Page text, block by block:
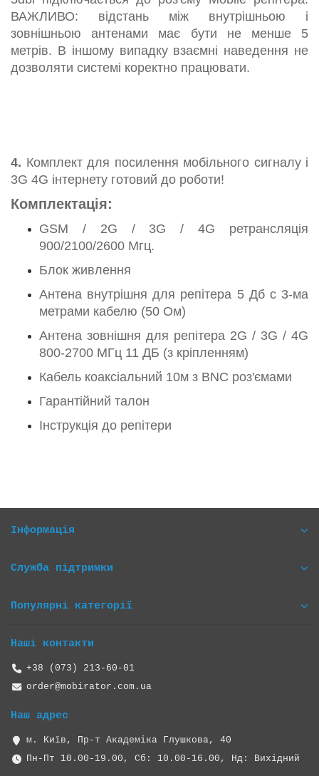
ВАЖЛИВО: відстань між внутрішньою і
зовнішньою антенами має бути не менше 5
метрів. В іншому випадку взаємні наведення не
дозволяти системі коректно працювати.
4. Комплект для посилення мобільного сигналу і
3G 4G інтернету готовий до роботи!
Комплектація:
GSM / 2G / 3G / 4G ретрансляція
900/2100/2600 Мгц.
Блок живлення
Антена внутрішня для репітера 5 Дб c 3-ма
метрами кабелю (50 Ом)
Антена зовнішня для репітера 2G / 3G / 4G
800-2700 МГц 11 ДБ (з кріпленням)
Кабель коаксіальний 10м з BNC роз'ємами
Гарантійний талон
Інструкція до репітери
Інформація
Служба підтримки
Популярні категорії
Наші контакти
+38 (073) 213-60-01
order@mobirator.com.ua
Наш адрес
м. Київ, Пр-т Академіка Глушкова, 40
Пн-Пт 10.00-19.00, Cб: 10.00-16.00, Нд: Вихідний